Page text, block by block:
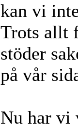
kan vi
Trots allt
stöder
på vår
Nu har vi